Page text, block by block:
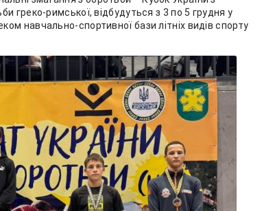
греко-римської, відбудуться з 3 по 5 грудня у
навчально-спортивної бази літніх видів спорту